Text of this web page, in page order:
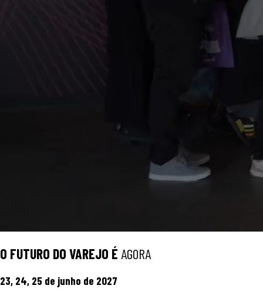
O FUTURO DO VAREJO É AGORA
23, 24, 25 de junho de 2027